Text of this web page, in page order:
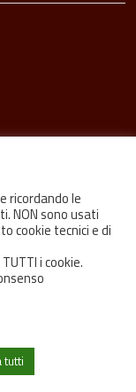
ricordando le
NON sono usati
cookie tecnici e di
i cookie.
tutti